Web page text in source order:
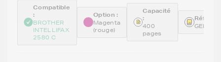
Compatible
:
BROTHER
INTELLIFAX
2580 C
Option :
Magenta
(rouge)
Capacité
:
400
pages